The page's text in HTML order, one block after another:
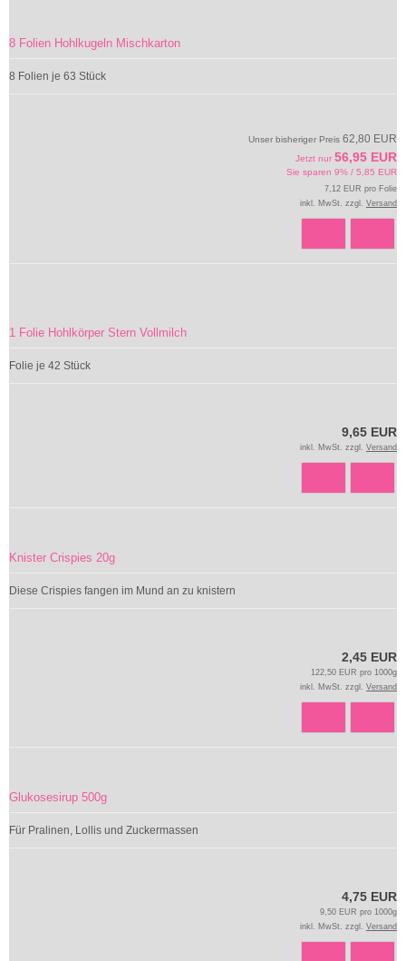
8 Folien Hohlkugeln Mischkarton
8 Folien je 63 Stück
Unser bisheriger Preis 62,80 EUR
Jetzt nur 56,95 EUR
Sie sparen 9% / 5,85 EUR
7,12 EUR pro Folie
inkl. MwSt. zzgl. Versand
1 Folie Hohlkörper Stern Vollmilch
Folie je 42 Stück
9,65 EUR
inkl. MwSt. zzgl. Versand
Knister Crispies 20g
Diese Crispies fangen im Mund an zu knistern
2,45 EUR
122,50 EUR pro 1000g
inkl. MwSt. zzgl. Versand
Glukosesirup 500g
Für Pralinen, Lollis und Zuckermassen
4,75 EUR
9,50 EUR pro 1000g
inkl. MwSt. zzgl. Versand